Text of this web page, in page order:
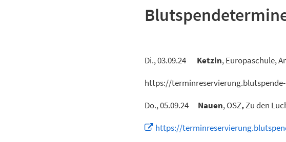
Di., 03.09.24 Ketzin,
https://
Do., 05.09.24 Nauen, OSZ,Zu
https://